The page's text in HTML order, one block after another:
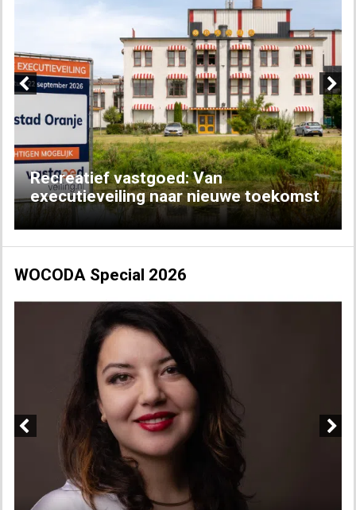
Recreatief vastgoed: Van
executieveiling naar nieuwe toekomst
Next
WOCODA Special 2026